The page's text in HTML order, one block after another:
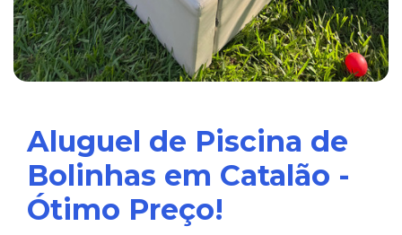
Aluguel de Piscina de
Bolinhas em Catalão -
Ótimo Preço!